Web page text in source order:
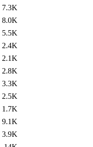
7.3K
8.0K
5.5K
2.4K
2.1K
2.8K
3.3K
2.5K
1.7K
9.1K
3.9K